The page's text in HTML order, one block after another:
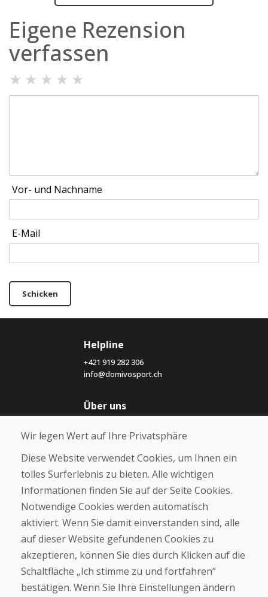
Eigene Rezension
verfassen
★ ★ ★ ★ ★
Vor- und Nachname
E-Mail
Schicken
Helpline
+421 919 282 306
info@domivosport.ch
Über uns
Über uns
Kontakt
Kaufen
E-Shop
Geschäftsbedingungen
Zahlung
Beschwerde
Rückgabe und Umtausch von Waren
Cookies
Wir legen Wert auf Ihre Privatsphäre
Diese Website verwendet Cookies, um Ihnen ein
tolles Surferlebnis zu bieten. Alle wichtigen
Informationen finden Sie auf der Seite Cookies.
Notwendige Cookies werden automatisch
aktiviert. Wenn Sie damit einverstanden sind, alle
auf dieser Website gefundenen Cookies zu
akzeptieren, können Sie dies durch Klicken auf die
Schaltfläche „Ich stimme zu und fortfahren“
bestätigen. Wenn Sie Ihre Einstellungen ändern